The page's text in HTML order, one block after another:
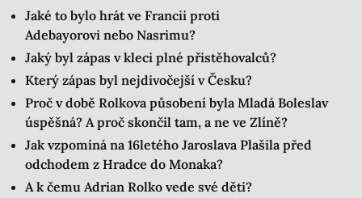
Jaké to bylo hrát ve Francii proti
Adebayorovi nebo Nasrimu?
Jaký byl zápas v kleci plné přistěhovalců?
Který zápas byl nejdivočejší v Česku?
Proč v době Rolkova působení byla Mladá Boleslav
úspěšná? A proč skončil tam, a ne ve Zlíně?
Jak vzpomíná na 16letého Jaroslava Plašila před
odchodem z Hradce do Monaka?
A k čemu Adrian Rolko vede své děti?